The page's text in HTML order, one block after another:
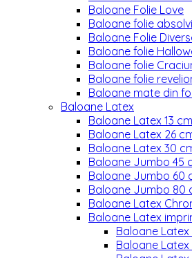
Baloane Folie Love
Baloane folie
Baloane Folie
Baloane folie
Baloane folie
Baloane folie
Baloane mate din
Baloane Latex
Baloane Latex 13
Baloane Latex 26
Baloane Latex 30
Baloane Jumbo 45
Baloane Jumbo 60
Baloane Jumbo 80
Baloane Latex
Baloane Latex
Baloane
Baloane Latex